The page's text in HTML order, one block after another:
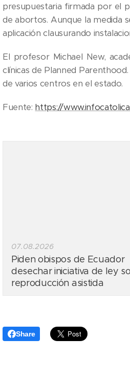
presupuestaria firmada por el
de abortos. Aunque la medida
aplicación clausurando
El profesor Michael New,
clínicas de Planned
de varios centros en el estado.
Fuente: https://
07.08.2026
Piden obispos de Ecuador
desechar iniciativa de ley
reproducción asistida
Share